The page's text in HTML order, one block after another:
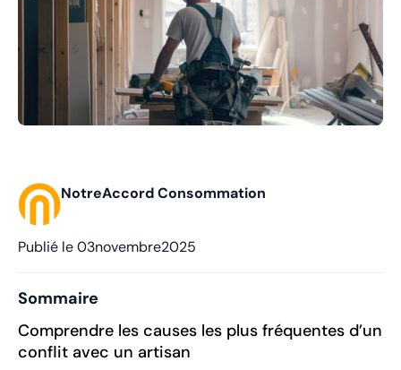
NotreAccord Consommation
Publié le03novembre2025
Sommaire
Comprendre les causes les plus fréquentes d’un
conflit avec un artisan